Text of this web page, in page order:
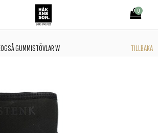
0
GUMMISTÖVLAR W TILLBAKA